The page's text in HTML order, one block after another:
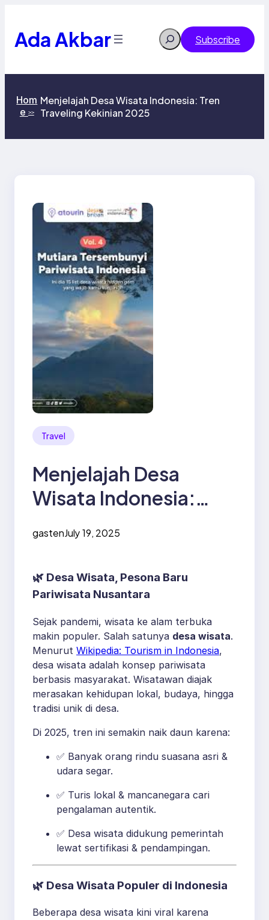
content
Ada Akbar Search Subscribe
Hom
e >>
Menjelajah Desa Wisata Indonesia: Tren
Traveling Kekinian 2025
Travel
Menjelajah Desa
Wisata Indonesia:
Kekinian 2025
gastenJuly 19, 2025
🌿 Desa Wisata, Pesona Baru
Pariwisata Nusantara
Sejak pandemi, wisata ke alam terbuka
makin populer. Salah satunya desa wisata.
Menurut Wikipedia: Tourism in Indonesia,
desa wisata adalah konsep pariwisata
berbasis masyarakat. Wisatawan diajak
merasakan kehidupan lokal, budaya, hingga
tradisi unik di desa.
Di 2025, tren ini semakin naik daun karena:
✅ Banyak orang rindu suasana asri &
udara segar.
✅ Turis lokal & mancanegara cari
pengalaman autentik.
✅ Desa wisata didukung pemerintah
lewat sertifikasi & pendampingan.
🌿 Desa Wisata Populer di Indonesia
Beberapa desa wisata kini viral karena